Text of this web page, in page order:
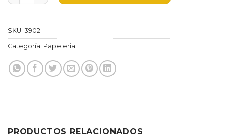
SKU: 3902
Categoría: Papeleria
PRODUCTOS RELACIONADOS